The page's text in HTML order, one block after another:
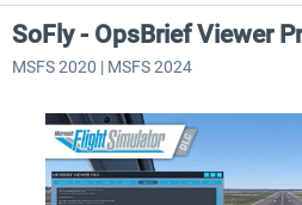
SoFly - OpsBrief Viewer
MSFS 2020 | MSFS 2024